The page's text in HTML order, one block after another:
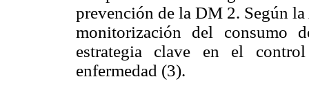
prevención de la DM 2. Según
monitorización del consumo
estrategia clave en el
enfermedad (3).